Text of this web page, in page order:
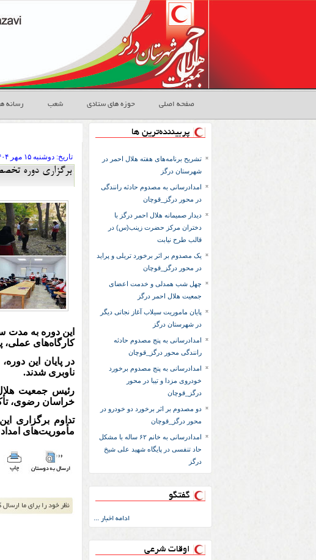
صفحه اصلی حوزه های ستادی شعب رسانه
پربیننده‌ترین ها
تشریح برنامه‌های هفته هلال احمر در
شهرستان درگز
امدادرسانی به مصدوم حادثه رانندگی
در محور درگز_قوچان
دیدار صمیمانه هلال احمر درگز با
دختران مرکز حضرت زینب(س) در
قالب طرح نیابت
یک مصدوم بر اثر برخورد تریلی و پراید
در محور درگز_قوچان
چهل شب همدلی و خدمت اعضای
جمعیت هلال احمر درگز
پایان ماموریت سیلاب آغاز نجاتی دیگر
در شهرستان درگز
امدادرسانی به پنج مصدوم حادثه
رانندگی محور درگز_قوچان
امدادرسانی به پنج مصدوم برخورد
خودروی مزدا و تیبا در محور
درگز_قوچان
دو مصدوم بر اثر برخورد دو خودرو در
محور درگز_قوچان
امداد‌رسانی به خانم ۶۲ ساله با مشکل
حاد تنفسی در پایگاه شهید علی شیخ
درگز
گفتگو
ادامه اخبار ...
اوقات شرعی
تاريخ: ۱۴۰۴ دوشنبه ۱۵ مهر
برگزاری دوره
این دوره به مدت
کارگاه‌های عملی،
در پایان این
ناوبری شدند.
رئیس جمعیت
خراسان رضوی،
تداوم برگزاری
مأموریت‌های